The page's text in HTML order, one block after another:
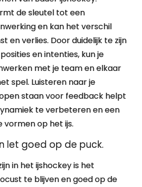
de sleutel tot een
en kan het verschil
en verlies. Door duidelijk te zijn
en intenties, kun je
met je team en elkaar
spel. Luisteren naar je
staan voor feedback helpt
te verbeteren en een
vormen op het ijs.
let goed op de puck.
in het ijshockey is het
te blijven en goed op de